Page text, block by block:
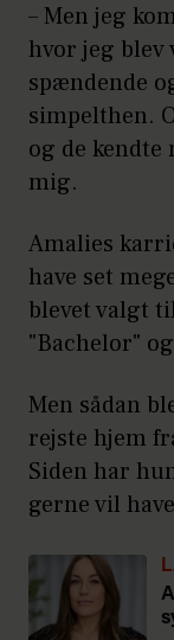
– Men jeg
hvor jeg blev
spændende
simpelthen.
og de kendte
mig.
Amalies
have set
blevet valgt
"Bachelor"
Men sådan
rejste hjem
Siden har
gerne vil